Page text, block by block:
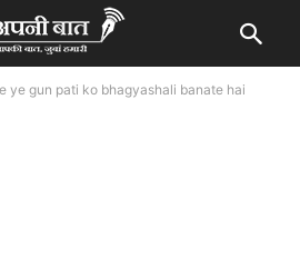
ye gun pati ko bhagyashali banate hai